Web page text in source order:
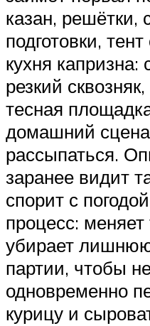
казан, решётки,
подготовки,
кухня капризна:
резкий
тесная
домашний
рассыпаться.
заранее видит
спорит с
процесс: меняет
убирает лишнюю
партии, чтобы
одновременно
курицу и